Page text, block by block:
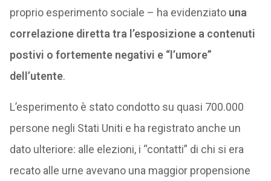
proprio esperimento sociale – ha evidenziatouna
correlazione diretta tra l’esposizione a contenuti
postivi o fortemente negativi e “l’umore”
dell’utente.
L’esperimento è stato condotto su quasi 700.000
persone negli Stati Uniti e ha registrato anche un
dato ulteriore: alle elezioni, i “contatti” di chi si era
recato alle urne avevano una maggior propensione